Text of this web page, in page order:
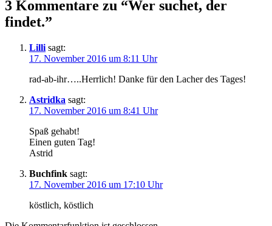
3 Kommentare zu “Wer suchet, der
findet.”
Lilli sagt:
17. November 2016 um 8:11 Uhr
rad-ab-ihr…..Herrlich! Danke für den Lacher des Tages!
Astridka sagt:
17. November 2016 um 8:41 Uhr
Spaß gehabt!
Einen guten Tag!
Astrid
Buchfink sagt:
17. November 2016 um 17:10 Uhr
köstlich, köstlich